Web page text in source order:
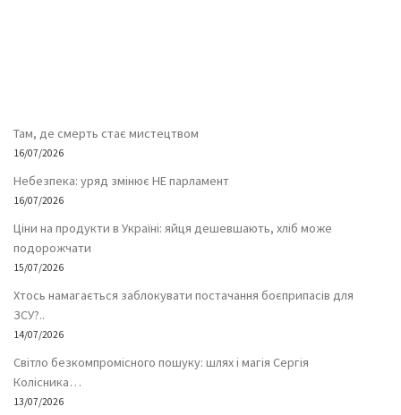
Там, де смерть стає мистецтвом
16/07/2026
Небезпека: уряд змінює НЕ парламент
16/07/2026
Ціни на продукти в Україні: яйця дешевшають, хліб може
подорожчати
15/07/2026
Хтось намагається заблокувати постачання боєприпасів для
ЗСУ?..
14/07/2026
Світло безкомпромісного пошуку: шлях і магія Сергія
Колісника…
13/07/2026